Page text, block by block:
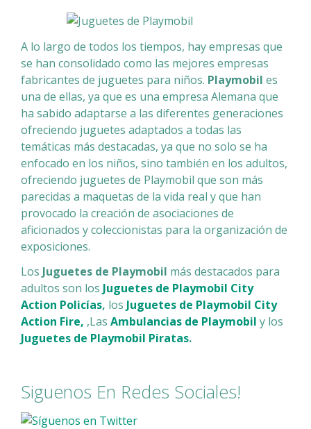
A lo largo de todos los tiempos, hay empresas que
se han consolidado como las mejores empresas
fabricantes de juguetes para niños. Playmobil es
una de ellas, ya que es una empresa Alemana que
ha sabido adaptarse a las diferentes generaciones
ofreciendo juguetes adaptados a todas las
temáticas más destacadas, ya que no solo se ha
enfocado en los niños, sino también en los adultos,
ofreciendo juguetes de Playmobil que son más
parecidas a maquetas de la vida real y que han
provocado la creación de asociaciones de
aficionados y coleccionistas para la organización de
exposiciones.
Los Juguetes de Playmobil más destacados para
adultos son los Juguetes de Playmobil City
Action Policías, los Juguetes de Playmobil City
Action Fire, ,Las Ambulancias de Playmobil y los
Juguetes de Playmobil Piratas.
Siguenos En Redes Sociales!